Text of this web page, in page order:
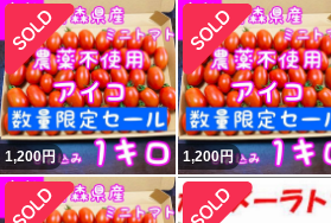
1,200円 1,200円